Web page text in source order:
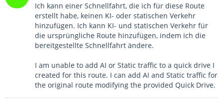
Ich kann einer Schnellfahrt, die ich für diese Route
erstellt habe, keinen KI- oder statischen Verkehr
hinzufügen. Ich kann KI- und statischen Verkehr für
die ursprüngliche Route hinzufügen, indem ich die
bereitgestellte Schnellfahrt ändere.
I am unable to add AI or Static traffic to a quick drive I
created for this route. I can add AI and Static traffic for
the original route modifying the provided Quick Drive.